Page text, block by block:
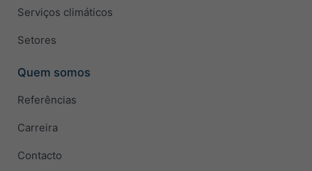
Serviços climáticos
Setores
Quem somos
Referências
Carreira
Contacto